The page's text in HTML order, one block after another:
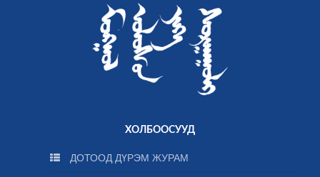
ХОЛБООСУУД
ДОТООД ДҮРЭМ ЖУРАМ